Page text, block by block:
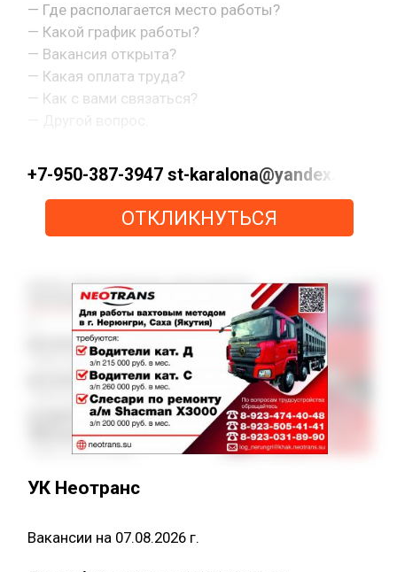
— Где располагается место работы?
— Какой график работы?
— Вакансия открыта?
— Какая оплата труда?
— Как с вами связаться?
+7-950-387-3947 st-karalona@yandex.ru
ОТКЛИКНУТЬСЯ
УК Неотранс
Вакансии на 07.08.2026 г.